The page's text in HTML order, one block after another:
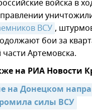
войска в
ВСУ ,
бои за
Артемовска.
на РИА Новости
на Донецком
силы ВСУ